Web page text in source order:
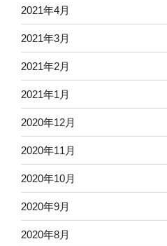
2021年4月
2021年3月
2021年2月
2021年1月
2020年12月
2020年11月
2020年10月
2020年9月
2020年8月